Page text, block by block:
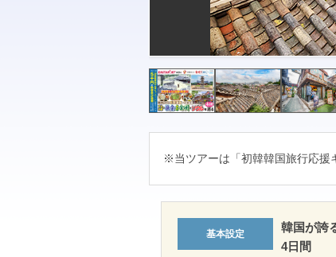
※当ツアーは「初韓韓国旅行応援
韓国が誇
4日間